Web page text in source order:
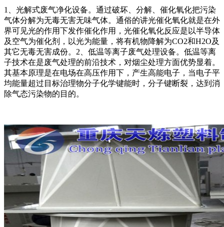
1、光解式废气净化设备。通过破坏、分解、催化氧化把污染
气体分解为无毒无害无味气体。通俗的讲光催化氧化就是在外
界可见光的作用下发作催化作用，光催化氧化反应是以半导体
及空气为催化剂，以光为能量，将有机物降解为CO2和H2O及
其它无毒无害成份。2、低温等离子废气处理设备。低温等离
子技术在是废气处理的前沿技术，对烟尘处理方面优势显着。
其基本原理是在电场在高压作用下，产生高能电子，当电子平
均能量超过目标治理物分子化学键能时，分子键断裂，达到消
除气态污染物的目的。